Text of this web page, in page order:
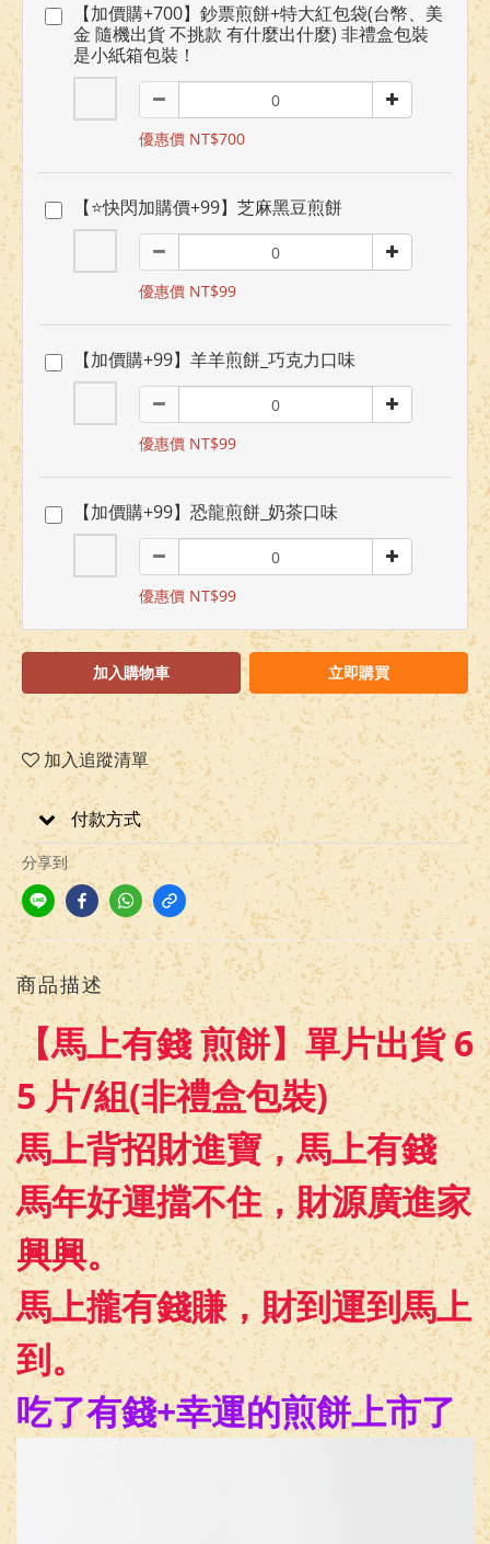
【加價購+700】鈔票煎餅+特大紅包袋(台幣、美
金 隨機出貨 不挑款 有什麼出什麼) 非禮盒包裝
是小紙箱包裝！
優惠價 NT$700
【⭐快閃加購價+99】芝麻黑豆煎餅
優惠價 NT$99
【加價購+99】羊羊煎餅_巧克力口味
優惠價 NT$99
【加價購+99】恐龍煎餅_奶茶口味
優惠價 NT$99
加入購物車 立即購買
加入追蹤清單
付款方式
分享到
商品描述
【馬上有錢 煎餅】單片出貨 6
5 片/組(非禮盒包裝)
馬上背招財進寶，馬上有錢
馬年好運擋不住，財源廣進家
興興。
馬上攏有錢賺，財到運到馬上
到。
吃了有錢+幸運的煎餅上市了